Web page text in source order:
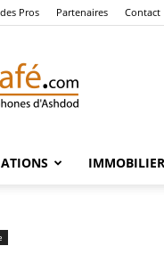
Pros Partenaires Contact
IMMOBILIER